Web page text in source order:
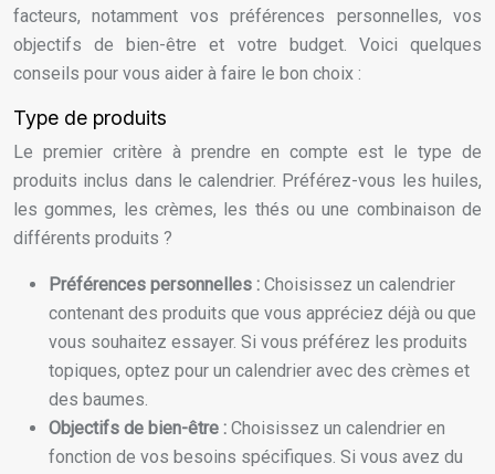
facteurs, notamment vos préférences personnelles, vos
objectifs de bien-être et votre budget. Voici quelques
conseils pour vous aider à faire le bon choix :
Type de produits
Le premier critère à prendre en compte est le type de
produits inclus dans le calendrier. Préférez-vous les huiles,
les gommes, les crèmes, les thés ou une combinaison de
différents produits ?
Préférences personnelles : Choisissez un calendrier
contenant des produits que vous appréciez déjà ou que
vous souhaitez essayer. Si vous préférez les produits
topiques, optez pour un calendrier avec des crèmes et
des baumes.
Objectifs de bien-être : Choisissez un calendrier en
fonction de vos besoins spécifiques. Si vous avez du